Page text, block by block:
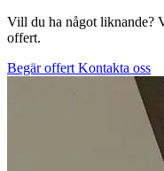
Vill du ha något liknande?
offert.
Begär offert Kontakta oss